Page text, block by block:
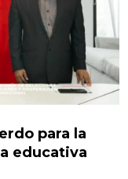
para la
educativa